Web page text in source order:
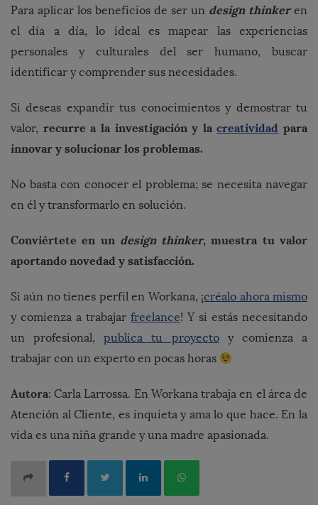
Para aplicar los beneficios de ser un design thinkeren
el día a día, lo ideal es mapear las experiencias
personales y culturales del ser humano, buscar
identificar y comprender sus necesidades.
Si deseas expandir tus conocimientos y demostrar tu
valor, recurre a la investigación y lacreatividad para
innovar y solucionar los problemas.
No basta con conocer el problema; se necesita navegar
en él y transformarlo en solución.
Conviértete en un design thinker, muestra tu valor
aportando novedad y satisfacción.
Si aún no tienes perfil en Workana, ¡créalo ahora mismo
y comienza a trabajar freelance! Y si estás necesitando
un profesional,publica tu proyectoy comienza a
trabajar con un experto en pocas horas
Autora: Carla Larrossa. En Workana trabaja en el área de
Atención al Cliente, es inquieta y ama lo que hace. En la
vida es una niña grande y una madre apasionada.